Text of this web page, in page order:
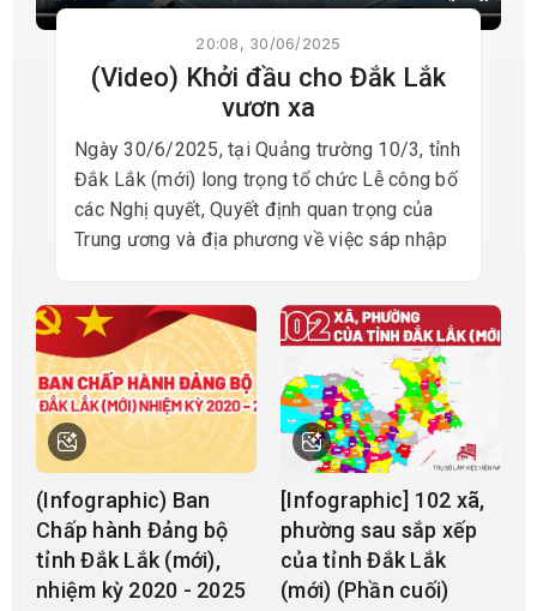
20:08, 30/06/2025
(Video) Khởi đầu cho Đắk Lắk
vươn xa
Ngày 30/6/2025, tại Quảng trường 10/3, tỉnh
Đắk Lắk (mới) long trọng tổ chức Lễ công bố
các Nghị quyết, Quyết định quan trọng của
Trung ương và địa phương về việc sáp nhập
hoạt động đơn vị hành chính cấp huyện; đồng
thời thành lập tổ chức đảng, chính quyền và
Mặt trận Tổ quốc tại các đơn vị mới.
(Infographic) Ban
Chấp hành Đảng bộ
tỉnh Đắk Lắk (mới),
nhiệm kỳ 2020 - 2025
[Infographic] 102 xã,
phường sau sắp xếp
của tỉnh Đắk Lắk
(mới) (Phần cuối)